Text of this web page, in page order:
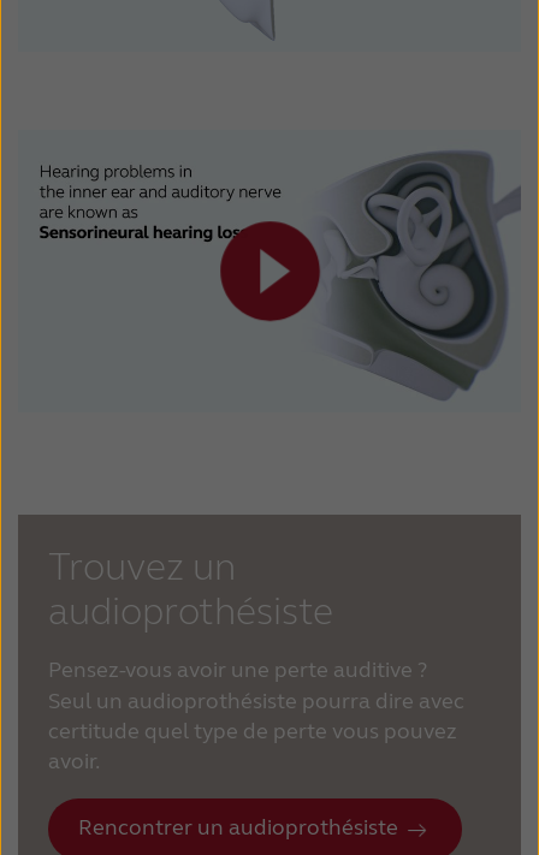
Trouvez un
audioprothésiste
Pensez-vous avoir une perte auditive ?
Seul un audioprothésiste pourra dire avec
certitude quel type de perte vous pouvez
avoir.
Rencontrer un audioprothésiste